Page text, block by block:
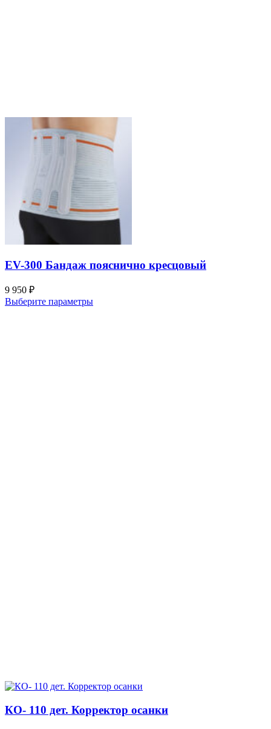
EV-300 Бандаж пояснично кресцовый
9 950 ₽
Выберите параметры
КО- 110 дет. Корректор осанки